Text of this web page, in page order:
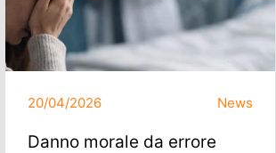
20/04/2026 News
Danno morale da errore